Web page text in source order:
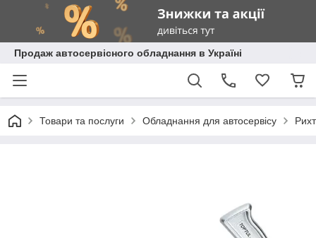
Продаж автосервісного обладнання в Україні
Товари та послуги Обладнання для автосервісу